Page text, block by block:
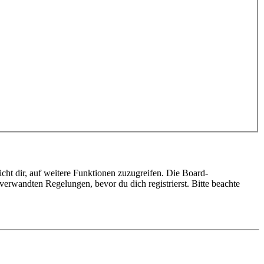
dir, auf weitere Funktionen zuzugreifen. Die Board-
Regelungen, bevor du dich registrierst. Bitte beachte